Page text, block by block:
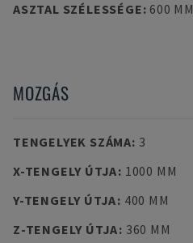
ASZTAL SZÉLESSÉGE: 600 MM
MOZGÁS
TENGELYEK SZÁMA: 3
X-TENGELY ÚTJA: 1000 MM
Y-TENGELY ÚTJA: 400 MM
Z-TENGELY ÚTJA: 360 MM